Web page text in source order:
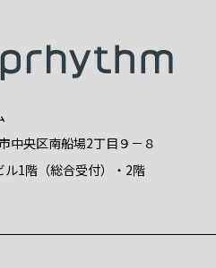
央区南船場2丁目９－８
ル1階（総合受付）・2階